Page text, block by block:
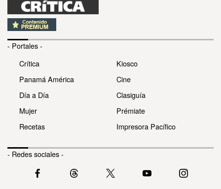
- Portales -
Crítica
Panamá América
Día a Día
Mujer
Recetas
Kiosco
Cine
Clasiguía
Prémiate
Impresora Pacífico
- Redes sociales -